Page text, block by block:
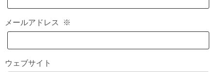
メールアドレス ※
ウェブサイト